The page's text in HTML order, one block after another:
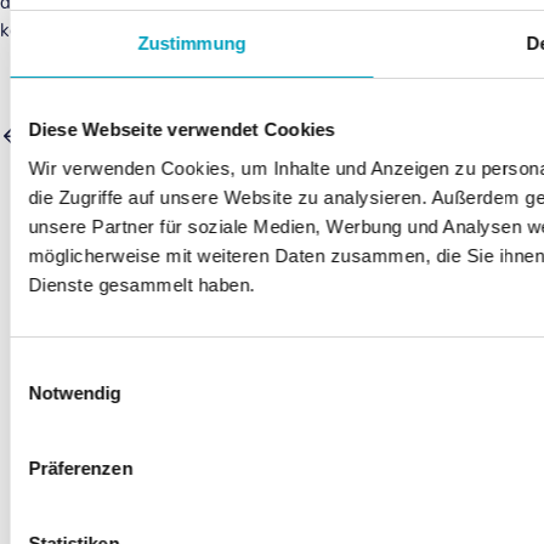
Zustimmung
Diese Webseite verwendet Cookies
Wir verwenden Cookies, um Inhalte und Anzeigen zu
die Zugriffe auf unsere Website zu analysieren. Außerdem
unsere Partner für soziale Medien, Werbung und Analysen
möglicherweise mit weiteren Daten zusammen, die Sie
Dienste gesammelt haben.
Notwendig
Präferenzen
könnt ihr in unserer anderen TüftelBox dem
Wie funktioniert ein normaler Computer?
Was ist ein QuBit?
Copyright (c) Junge Tüftler gGmbH 2025. All rights reserved.